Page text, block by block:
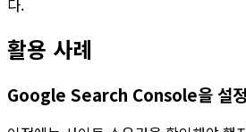
활용 사례
Google Search Console을 설정